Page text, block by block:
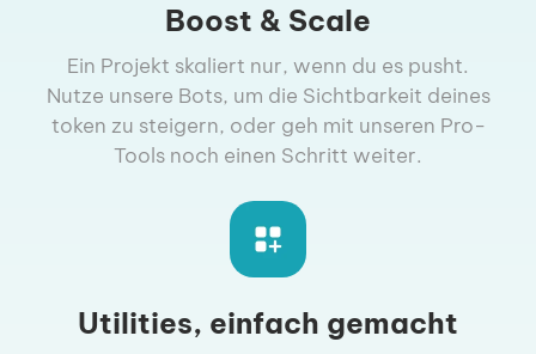
Boost & Scale
Ein Projekt skaliert nur, wenn du es pusht.
Nutze unsere Bots, um die Sichtbarkeit deines
token zu steigern, oder geh mit unseren Pro-
Tools noch einen Schritt weiter.
Utilities, einfach gemacht